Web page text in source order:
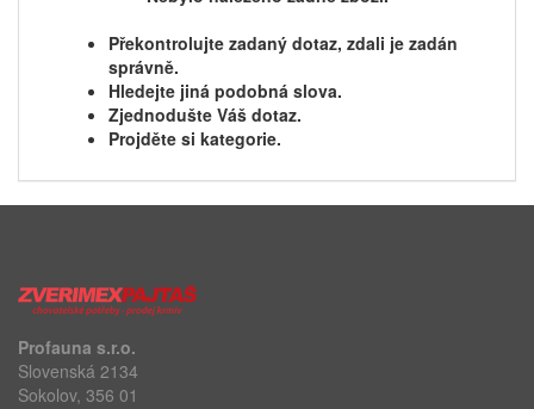
Překontrolujte zadaný dotaz, zdali je zadán
správně.
Hledejte jiná podobná slova.
Zjednodušte Váš dotaz.
Projděte si kategorie.
Profauna s.r.o.
Slovenská 2134
Sokolov, 356 01